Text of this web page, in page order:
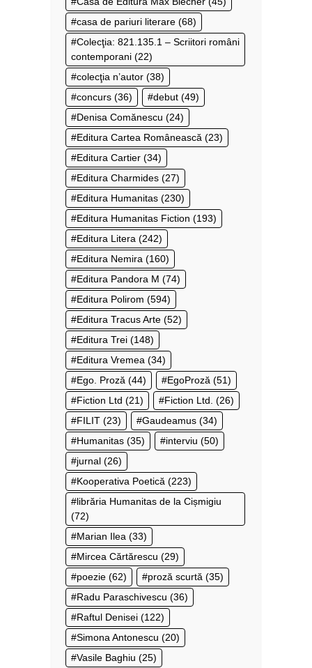
casa de pariuri literare (68)
Colecţia: 821.135.1 – Scriitori români
contemporani (22)
colecţia n’autor (38)
concurs (36) debut (49)
Denisa Comănescu (24)
Editura Cartea Românească (23)
Editura Cartier (34)
Editura Charmides (27)
Editura Humanitas (230)
Editura Humanitas Fiction (193)
Editura Litera (242)
Editura Nemira (160)
Editura Pandora M (74)
Editura Polirom (594)
Editura Tracus Arte (52)
Editura Trei (148)
Editura Vremea (34)
Ego. Proză (44) EgoProză (51)
Fiction Ltd (21) Fiction Ltd. (26)
FILIT (23) Gaudeamus (34)
Humanitas (35) interviu (50)
jurnal (26)
Kooperativa Poetică (223)
librăria Humanitas de la Cișmigiu
(72)
Marian Ilea (33)
Mircea Cărtărescu (29)
poezie (62) proză scurtă (35)
Radu Paraschivescu (36)
Raftul Denisei (122)
Simona Antonescu (20)
Vasile Baghiu (25)